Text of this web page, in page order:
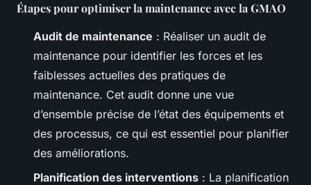
Étapes pour optimiser la maintenance avec la GMAO
Audit de maintenance : Réaliser un audit de
maintenance pour identifier les forces et les
faiblesses actuelles des pratiques de
maintenance. Cet audit donne une vue
d’ensemble précise de l’état des équipements et
des processus, ce qui est essentiel pour planifier
des améliorations.
Planification des interventions : La planification